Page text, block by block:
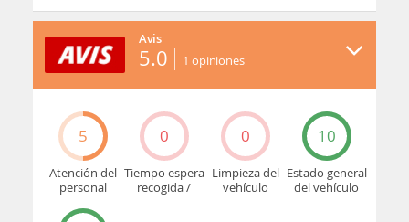
oficina
Avis
5.0 1 opiniones
5
Atención del
personal
0
Tiempo espera
recogida /
0
Limpieza del
vehículo
10
Estado general
del vehículo